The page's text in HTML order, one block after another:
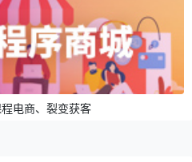
电商、裂变获客